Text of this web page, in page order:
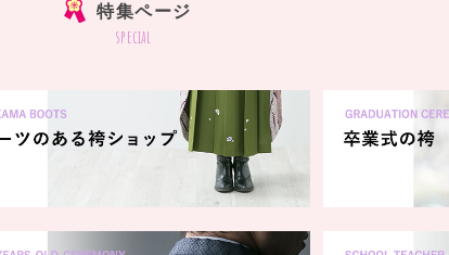
特集ページ
special